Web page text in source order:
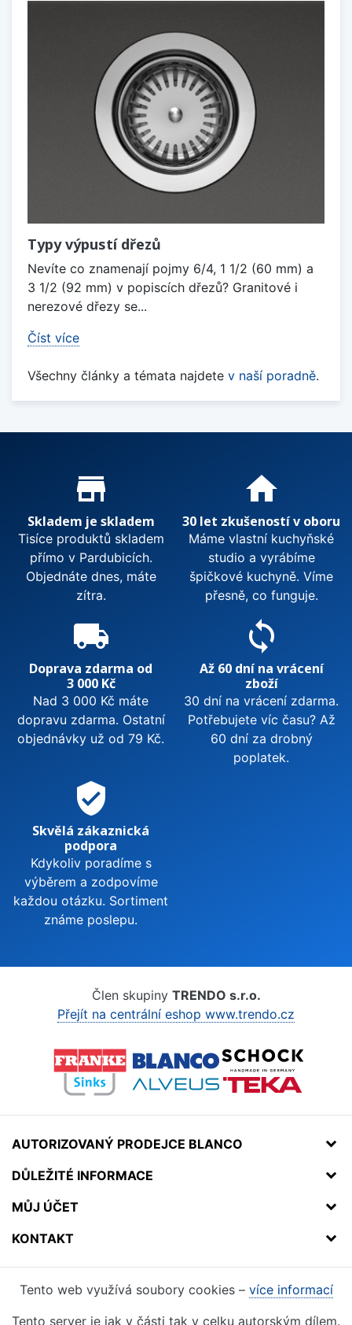
Typy výpustí dřezů
Nevíte co znamenají pojmy 6/4, 1 1/2 (60 mm) a
3 1/2 (92 mm) v popiscích dřezů? Granitové i
nerezové dřezy se...
Číst více
Všechny články a témata najdete v naší poradně.
Proč nakupovat u nás?
store_mall_directory
Skladem je skladem
Tisíce produktů skladem
přímo v Pardubicích.
Objednáte dnes, máte
zítra.
home
30 let zkušeností v oboru
Máme vlastní kuchyňské
studio a vyrábíme
špičkové kuchyně. Víme
přesně, co funguje.
local_shipping
Doprava zdarma od
3 000 Kč
Nad 3 000 Kč máte
dopravu zdarma. Ostatní
objednávky už od 79 Kč.
sync
Až 60 dní na vrácení
zboží
30 dní na vrácení zdarma.
Potřebujete víc času? Až
60 dní za drobný
poplatek.
verified_user
Skvělá zákaznická
podpora
Kdykoliv poradíme s
výběrem a zodpovíme
každou otázku. Sortiment
známe poslepu.
Člen skupiny TRENDO s.r.o.
Přejít na centrální eshop www.trendo.cz
AUTORIZOVANÝ PRODEJCE BLANCO
DŮLEŽITÉ INFORMACE
MŮJ ÚČET
KONTAKT
Tento web využívá soubory cookies – více informací
Tento server je jak v části tak v celku autorským dílem.